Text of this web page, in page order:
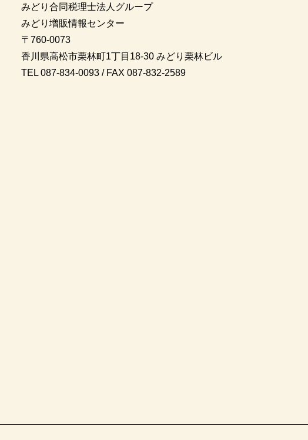
みどり合同税理士法人グループ
みどり増販情報センター
〒760-0073
香川県高松市栗林町1丁目18-30 みどり栗林ビル
TEL 087-834-0093 / FAX 087-832-2589